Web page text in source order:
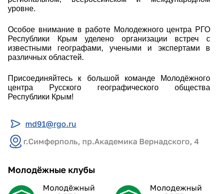
уровне.
Особое внимание в работе Молодежного центра РГО
Республики Крым уделено организации встреч с
известными географами, учеными и экспертами в
различных областей.
Присоединяйтесь к большой команде Молодёжного
центра Русского географического общества
Республики Крым!
md91@rgo.ru
г.Симферполь, пр.Академика Вернадского, 4
Молодёжные клубы
Молодёжный
Молодежный